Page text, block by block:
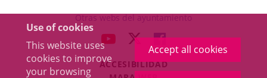
Use of cookies
This website uses
cookies to improve
your browsing
Accept all cookies
a
pop-
up
window.
Otras webs del ayuntamiento
LINK
EXTERNAL
LINK
TO
EXTERNAL
LINK
TO
EXTERNAL
ACCESIBILIDAD